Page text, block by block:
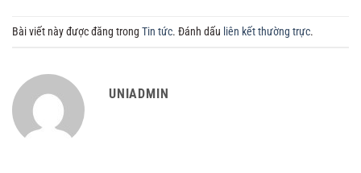
Bài viết này được đăng trong Tin tức. Đánh dấu liên kết thường trực.
UNIADMIN